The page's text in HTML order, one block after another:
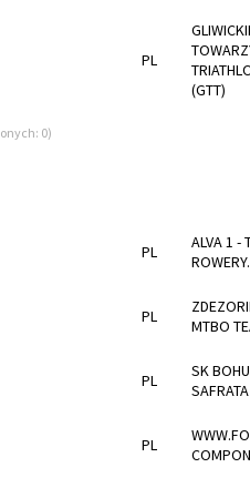
PL
(GTT)
0)
PL
ALVA 1 -
PL
MTBO
PL
SK
SAFRATA
PL